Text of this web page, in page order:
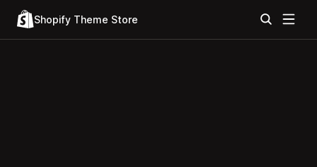
Shopify Theme Store